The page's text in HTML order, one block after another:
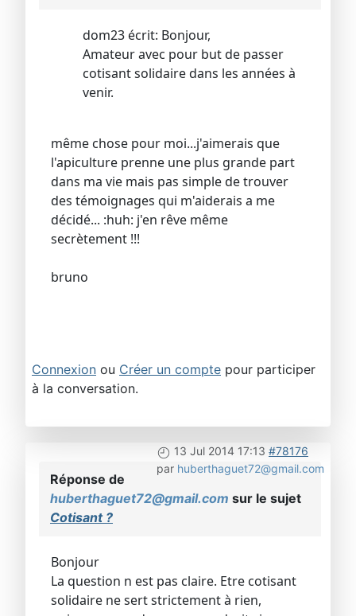
dom23 écrit: Bonjour,
Amateur avec pour but de passer
cotisant solidaire dans les années à
venir.
même chose pour moi...j'aimerais que
l'apiculture prenne une plus grande part
dans ma vie mais pas simple de trouver
des témoignages qui m'aiderais a me
décidé... :huh: j'en rêve même
secrètement !!!
bruno
Connexion ou Créer un compte pour participer
à la conversation.
13 Jul 2014 17:13 #78176
par huberthaguet72@gmail.com
Réponse de
huberthaguet72@gmail.com sur le sujet
Cotisant ?
Bonjour
La question n est pas claire. Etre cotisant
solidaire ne sert strictement à rien,